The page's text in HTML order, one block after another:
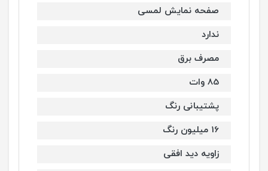
صفحه نمایش لمسی
ندارد
مصرف برق
85 وات
پشتیبانی رنگ
16 میلیون رنگ
زاویه دید افقی